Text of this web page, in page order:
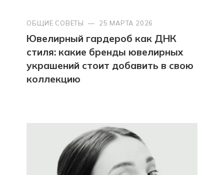
ОБЩИЕ СОВЕТЫ — 25 МАРТА 2026
Ювелирный гардероб как ДНК
стиля: какие бренды ювелирных
украшений стоит добавить в свою
коллекцию